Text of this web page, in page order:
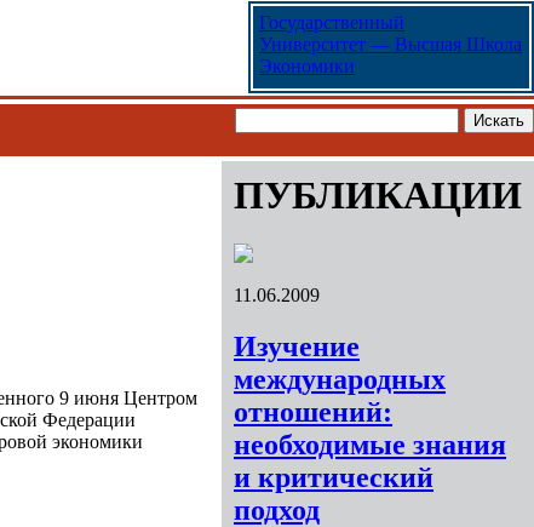
Государственный
Университет — Высшая Школа
Экономики
9 июня Центром
Федерации
экономики
ПУБЛИКАЦИИ
11.06.2009
Изучение
международных
отношений:
необходимые знания
и критический
подход